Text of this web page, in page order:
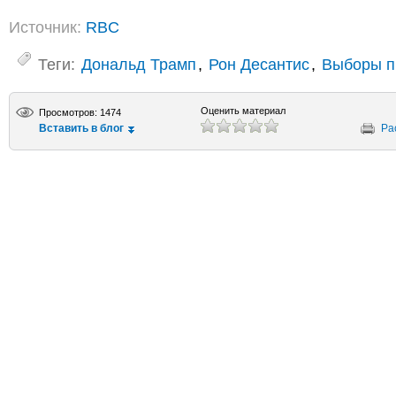
Источник: RBC
Теги: Дональд Трамп, Рон Десантис, Выборы
Просмотров: 1474
Вставить в блог
Оценить материал